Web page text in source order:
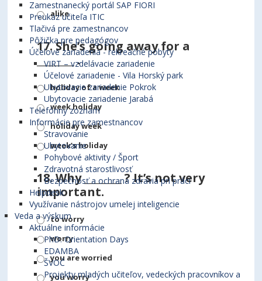
Zamestnanecký portál SAP FIORI
Preukaz učiteľa ITIC
Tlačivá pre zamestnancov
Pôžička pre pedagógov
Účelové zariadenia - rekreačné pobyty
VIRT – vzdelávacie zariadenie
Účelové zariadenie - Vila Horský park
Ubytovacie zariadenie Pokrok
Ubytovacie zariadenie Jarabá
Telefónny zoznam
Informácie pre zamestnancov
Stravovanie
Ubytovanie
Pohybové aktivity / Šport
Zdravotná starostlivosť
Bezpečnosť a ochrana zdravia pri práci
Helpdesk
Využívanie nástrojov umelej inteligencie
Veda a výskum
Aktuálne informácie
PhD. Orientation Days
EDAMBA
ŠVOČ
Projekty mladých učiteľov, vedeckých pracovníkov a
alike
17.She’s going away for a
________ .
holiday of a week
week holiday
holiday week
week’s holiday
18.Why ________ ? It’s not very
important.
to worry
worry
you are worried
you worry